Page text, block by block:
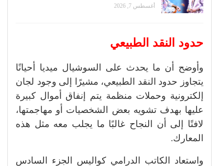
أغسطس 7, 2026
حدود النقد الطبيعي
وأوضح أن ما يحدث على السوشيال ميديا أحيانًا
يتجاوز حدود النقد الطبيعي، مشيرًا إلى وجود لجان
إلكترونية وحملات منظمة يتم إنفاق أموال كبيرة
عليها بهدف تشويه بعض الشخصيات أو مهاجمتها،
لافتًا إلى أن النجاح غالبًا ما يجلب معه مثل هذه
المعارك.
واستعاد الكاتب الدرامي كواليس الجزء السادس